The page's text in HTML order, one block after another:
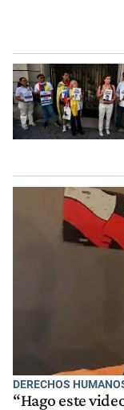
DERECHOS
“Hago este